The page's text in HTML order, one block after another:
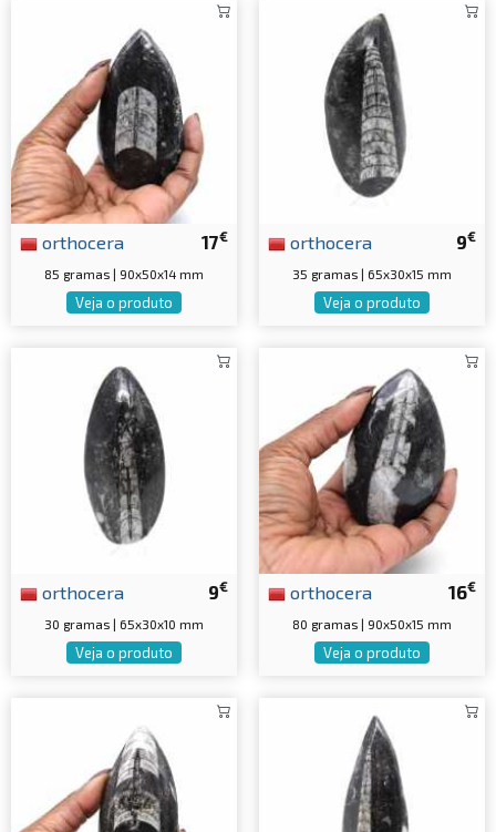
17€
orthocera
85 gramas | 90x50x14 mm
Veja o produto
9€
orthocera
35 gramas | 65x30x15 mm
Veja o produto
9€
orthocera
30 gramas | 65x30x10 mm
Veja o produto
16€
orthocera
80 gramas | 90x50x15 mm
Veja o produto